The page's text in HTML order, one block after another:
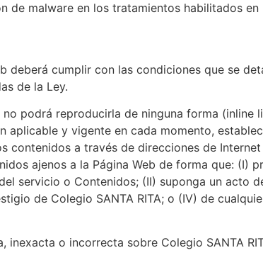
de malware en los tratamientos habilitados en
deberá cumplir con las condiciones que se
de la Ley.
podrá reproducirla de ninguna forma (inline
y vigente en cada momento,
contenidos a través de direcciones de
ajenos a la Página Web de forma que: (I)
servicio o Contenidos; (II) suponga un acto
de Colegio SANTA RITA; o (IV) de
o incorrecta sobre Colegio SANTA